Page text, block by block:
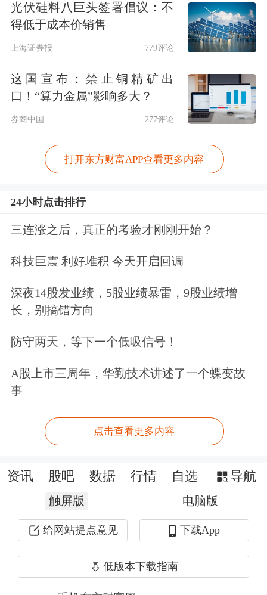
4个百分点，环比也由负转正，在这么
严峻的状态下，5月份比4月份还是取得
“出口这驾马车应该5月份表现很好。我
们有健全的产业链和供应链，完全可以
应对国际市场上各种变化。当然，由于
外部条件会产生很多变化，有不确定
性，但不会有太大的问题。”他表示。
对于三驾马车中的投资，姚景源分析，
1-5月份的投资在增加，但他认为基础
度。工业投资目前增长较好，更多的是
提出，要关注
房地产的投资，“房地产
领域，过去长时间以来，资本野蛮生
长，市场管理缺乏，社会上的投机氛围
太浓，但另一方面，这个产业相关联五
六十个产业，就业也有很大影响。这个
产业我们要注意。”
有部分研究机构认为二季度经济或将负
增长，对此姚景源予以了否定。通过对
5月、6月上旬的经济态势的观察，他预
估二季度或将实现3%左右的经济增
光伏硅料八巨头签署倡议：不
得低于成本价销售
上海证券报 779评论
这国宣布：禁止铜精矿出
口！“算力金属”影响多大？
券商中国 277评论
打开东方财富APP查看更多内容
24小时点击排行
三连涨之后，真正的考验才刚刚开始？
科技巨震 利好堆积 今天开启回调
深夜14股发业绩，5股业绩暴雷，9股业绩增
长，别搞错方向
防守两天，等下一个低吸信号！
A股上市三周年，华勤技术讲述了一个蝶变故
事
点击查看更多内容
资讯 股吧 数据 行情 自选 导航
触屏版 电脑版
给网站提点意见 下载App
低版本下载指南